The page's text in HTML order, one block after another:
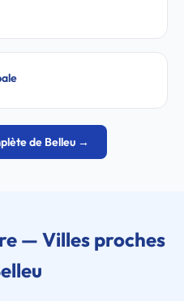
de Belleu →
— Villes proches